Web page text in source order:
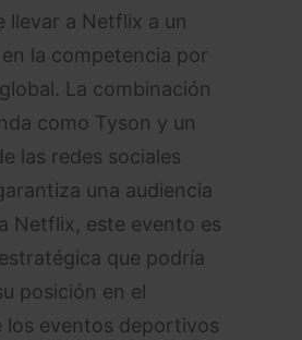
llevar a Netflix a un
la competencia por
La combinación
como Tyson y un
las redes sociales
una audiencia
Netflix, este evento es
que podría
posición en el
los eventos deportivos